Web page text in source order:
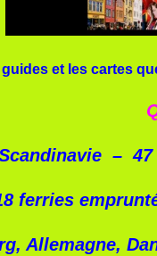
guides et les cartes
–47
ferries
Allemagne,